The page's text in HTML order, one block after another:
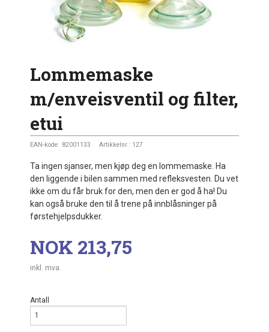
Lommemaske
m/enveisventil og filter,
etui
EAN-kode: 82001133 Artikkelnr.: 127
Ta ingen sjanser, men kjøp deg en lommemaske. Ha
den liggende i bilen sammen med refleksvesten. Du vet
ikke om du får bruk for den, men den er god å ha! Du
kan også bruke den til å trene på innblåsninger på
førstehjelpsdukker.
Pris
NOK 213,75
inkl. mva.
Antall